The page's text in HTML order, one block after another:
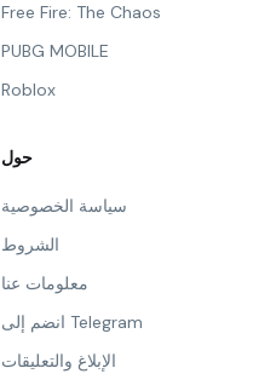
Free Fire: The Chaos
PUBG MOBILE
Roblox
حول
سياسة الخصوصية
الشروط
معلومات عنا
انضم إلى Telegram
الإبلاغ والتعليقات